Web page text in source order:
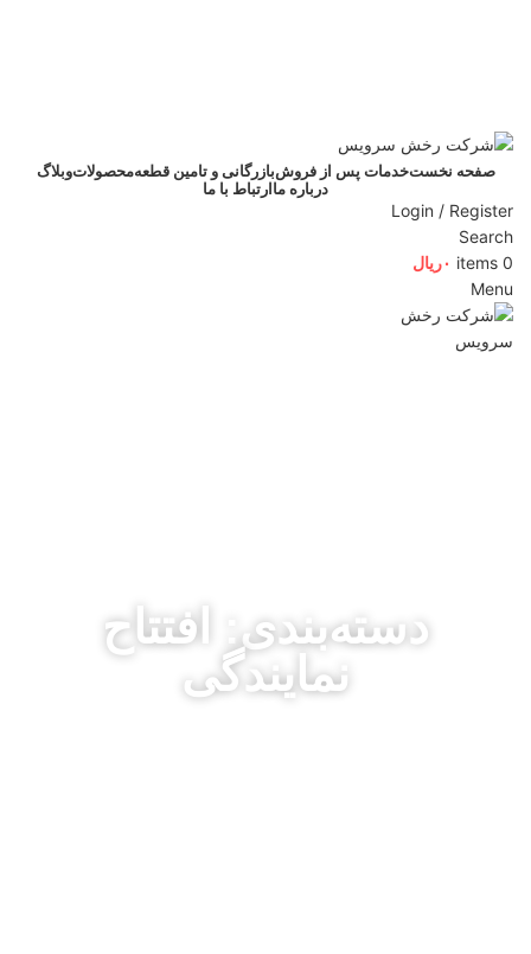
صفحه نخستخدمات پس از فروشبازرگانی و تامین قطعهمحصولاتوبلاگ
درباره ماارتباط با ما
Login / Register
Search
0
items ۰ریال
Menu
دسته‌بندی: افتتاح
نمایندگی